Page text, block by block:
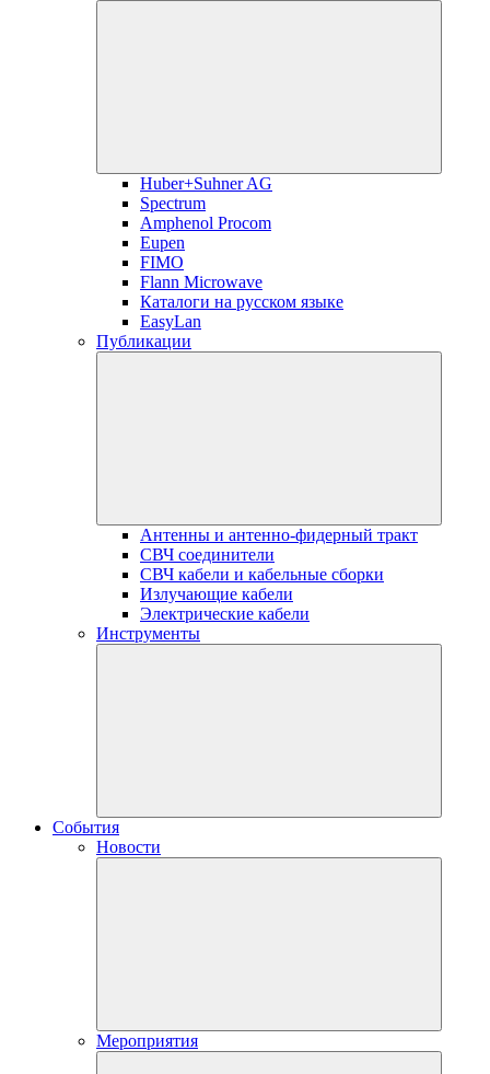
Huber+Suhner AG
Spectrum
Amphenol Procom
Eupen
FIMO
Flann Microwave
Каталоги на русском языке
EasyLan
Публикации
Антенны и антенно-фидерный тракт
СВЧ соединители
СВЧ кабели и кабельные сборки
Излучающие кабели
Электрические кабели
Инструменты
События
Новости
Мероприятия